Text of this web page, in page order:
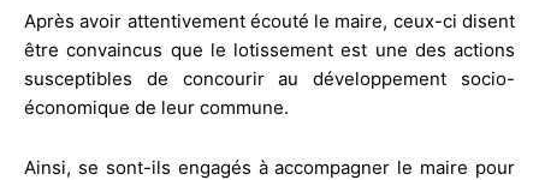
Après avoir attentivement écouté le maire, ceux-ci disent
être convaincus que le lotissement est une des actions
susceptibles de concourir au développement socio-
économique de leur commune.
Ainsi, se sont-ils engagés à accompagner le maire pour